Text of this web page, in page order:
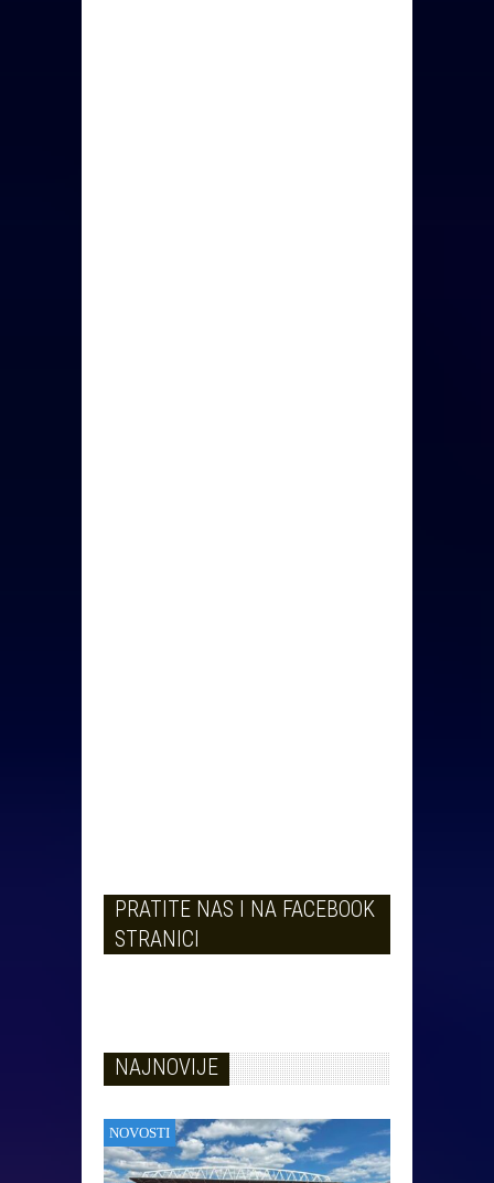
PRATITE NAS I NA FACEBOOK
STRANICI
NAJNOVIJE
NOVOSTI